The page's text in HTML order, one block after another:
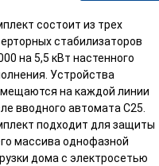
состоит из трех
стабилизаторов
на 5,5 кВт настенного
Устройства
на каждой линии
вводного автомата С25.
подходит для защиты
массива однофазной
дома с электросетью